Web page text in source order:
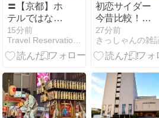
〓【京都】ホ
テルではなく
「ポテ
ル」！？梅小
路ポテル京都
Potel
KYOTO）の魅
力を徹底調
査！自由すぎ
15分前
Travel Reservation〜ホテル・旅館ガイド〜
初恋サイダー
今昔比較！鈴
木愛理14年前
のBuono!との
違い
27分前